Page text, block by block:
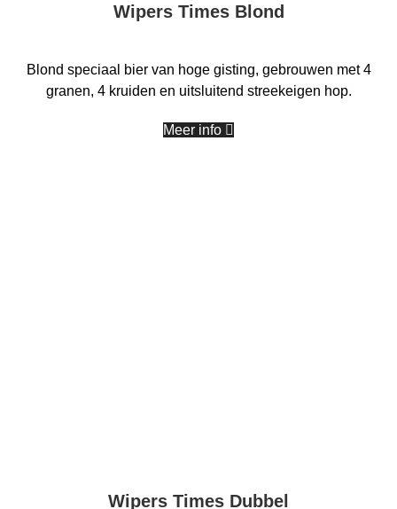
Wipers Times Blond
Blond speciaal bier van hoge gisting, gebrouwen met 4
granen, 4 kruiden en uitsluitend streekeigen hop.
Meer info
Wipers Times Dubbel